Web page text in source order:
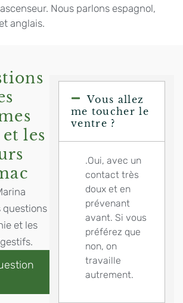
Nous parlons espagnol,
anglais.
les
questions
et les
Vous allez
me toucher le
ventre ?
.Oui, avec un
contact très
doux et en
prévenant
avant. Si vous
préférez que
non, on
travaille
autrement.